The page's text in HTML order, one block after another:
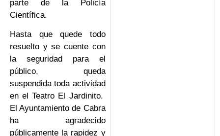
parte de la Policía
Científica.
Hasta que quede todo
resuelto y se cuente con
la seguridad para el
público, queda
suspendida toda actividad
en el Teatro El Jardinito.
El Ayuntamiento de Cabra
ha agradecido
públicamente la rapidez y